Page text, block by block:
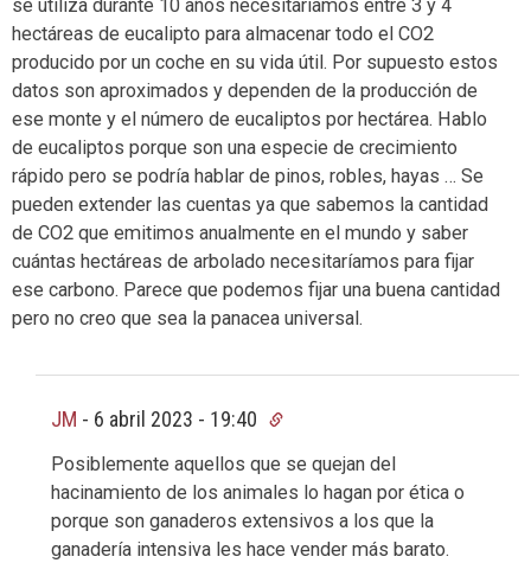
se utiliza durante 10 años necesitaríamos entre 3 y 4
hectáreas de eucalipto para almacenar todo el CO2
producido por un coche en su vida útil. Por supuesto estos
datos son aproximados y dependen de la producción de
ese monte y el número de eucaliptos por hectárea. Hablo
de eucaliptos porque son una especie de crecimiento
rápido pero se podría hablar de pinos, robles, hayas … Se
pueden extender las cuentas ya que sabemos la cantidad
de CO2 que emitimos anualmente en el mundo y saber
cuántas hectáreas de arbolado necesitaríamos para fijar
ese carbono. Parece que podemos fijar una buena cantidad
pero no creo que sea la panacea universal.
JM - 6 abril 2023 - 19:40
Posiblemente aquellos que se quejan del
hacinamiento de los animales lo hagan por ética o
porque son ganaderos extensivos a los que la
ganadería intensiva les hace vender más barato.